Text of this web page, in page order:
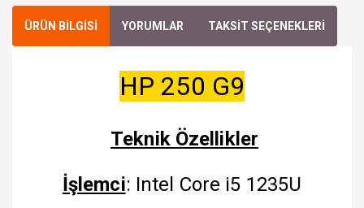
ÜRÜN BİLGİSİ YORUMLAR TAKSİT SEÇENEKLERİ
HP 250 G9
Teknik Özellikler
İşlemci: Intel Core i5 1235U